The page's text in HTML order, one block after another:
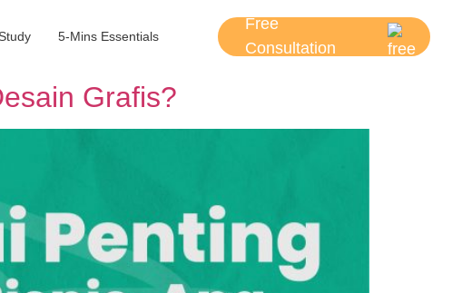
5-Mins Essentials
Free
Consultation
Grafis?